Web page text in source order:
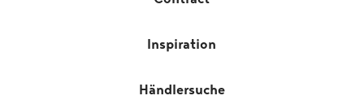
Inspiration
Händlersuche